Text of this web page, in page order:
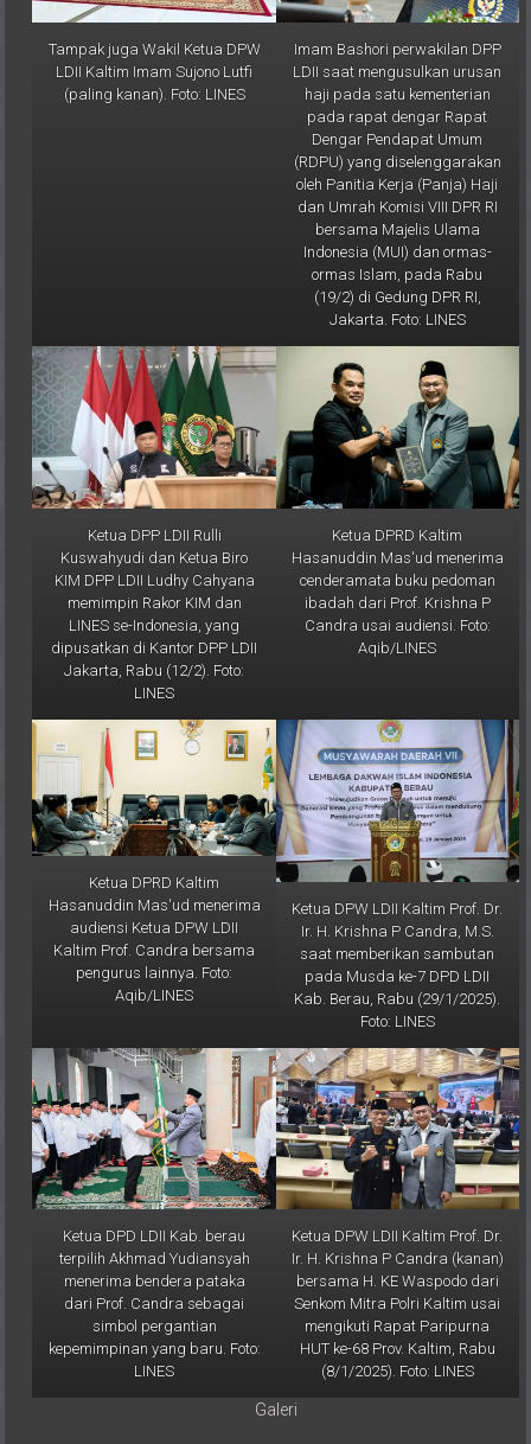
Tampak juga Wakil Ketua DPW
LDII Kaltim Imam Sujono Lutfi
(paling kanan). Foto: LINES
Imam Bashori perwakilan DPP
LDII saat mengusulkan urusan
haji pada satu kementerian
pada rapat dengar Rapat
Dengar Pendapat Umum
(RDPU) yang diselenggarakan
oleh Panitia Kerja (Panja) Haji
dan Umrah Komisi VIII DPR RI
bersama Majelis Ulama
Indonesia (MUI) dan ormas-
ormas Islam, pada Rabu
(19/2) di Gedung DPR RI,
Jakarta. Foto: LINES
Ketua DPP LDII Rulli
Kuswahyudi dan Ketua Biro
KIM DPP LDII Ludhy Cahyana
memimpin Rakor KIM dan
LINES se-Indonesia, yang
dipusatkan di Kantor DPP LDII
Jakarta, Rabu (12/2). Foto:
LINES
Ketua DPRD Kaltim
Hasanuddin Mas'ud menerima
cenderamata buku pedoman
ibadah dari Prof. Krishna P
Candra usai audiensi. Foto:
Aqib/LINES
Ketua DPRD Kaltim
Hasanuddin Mas'ud menerima
audiensi Ketua DPW LDII
Kaltim Prof. Candra bersama
pengurus lainnya. Foto:
Aqib/LINES
Ketua DPW LDII Kaltim Prof. Dr.
Ir. H. Krishna P Candra, M.S.
saat memberikan sambutan
pada Musda ke-7 DPD LDII
Kab. Berau, Rabu (29/1/2025).
Foto: LINES
Ketua DPD LDII Kab. berau
terpilih Akhmad Yudiansyah
menerima bendera pataka
dari Prof. Candra sebagai
simbol pergantian
kepemimpinan yang baru. Foto:
LINES
Ketua DPW LDII Kaltim Prof. Dr.
Ir. H. Krishna P Candra (kanan)
bersama H. KE Waspodo dari
Senkom Mitra Polri Kaltim usai
mengikuti Rapat Paripurna
HUT ke-68 Prov. Kaltim, Rabu
(8/1/2025). Foto: LINES